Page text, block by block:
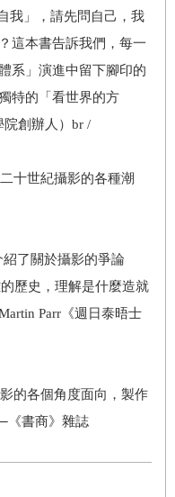
我」，請先問自己，我
這本書告訴我們，每一
系」演進中留下腳印的
特的「看世界的方
創辦人）br /
十世紀攝影的各種潮
了關於攝影的爭論
歷史，理解是什麼造就
Parr《週日泰晤士
的各個角度面向，製作
《書商》雜誌